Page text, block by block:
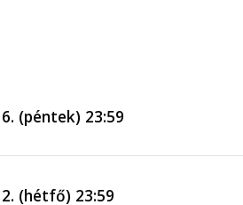
(péntek) 23:59
(hétfő) 23:59